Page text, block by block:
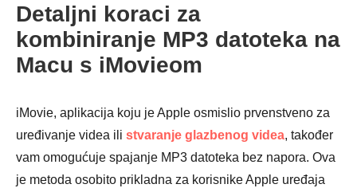
Detaljni koraci za
kombiniranje MP3 datoteka na
Macu s iMovieom
iMovie, aplikacija koju je Apple osmislio prvenstveno za
uređivanje videa ili stvaranje glazbenog videa, također
vam omogućuje spajanje MP3 datoteka bez napora. Ova
je metoda osobito prikladna za korisnike Apple uređaja